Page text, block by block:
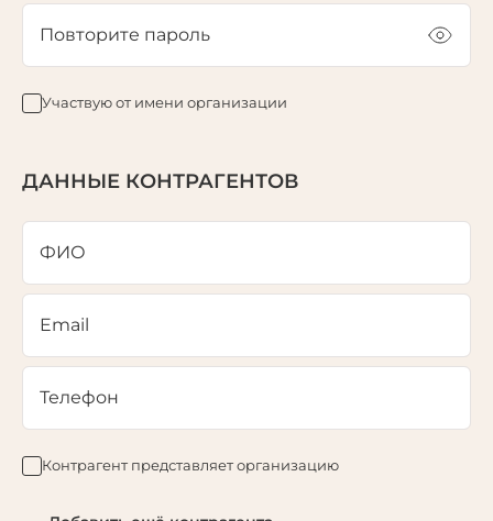
Повторите пароль
Участвую от имени организации
ДАННЫЕ КОНТРАГЕНТОВ
ФИО
Email
Телефон
Контрагент представляет организацию